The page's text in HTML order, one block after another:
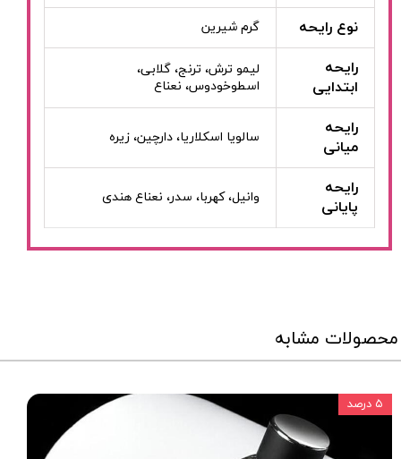
نوع رایحه گرم شیرین
رایحه
ابتدایی
لیمو ترش، ترنج، گلابی،
اسطوخودوس، نعناع
رایحه
میانی
سالویا اسکلاریا، دارچین، زیره
رایحه
پایانی
وانیل، کهربا، سدر، نعناع هندی
محصولات مشابه
۵ درصد